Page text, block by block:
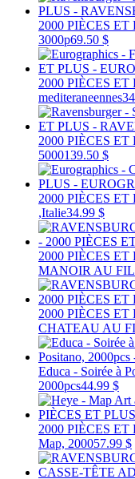
2000 PIÈCES ET
3000p69.50 $
2000 PIÈCES ET
mediteraneennes
2000 PIÈCES ET
5000139.50 $
2000 PIÈCES ET
,Italie34.99 $
2000 PIÈCES ET
MANOIR AU
2000 PIÈCES ET
CHATEAU AU
Educa - Soirée à
2000pcs44.99 $
2000 PIÈCES ET
Map, 200057.99 $